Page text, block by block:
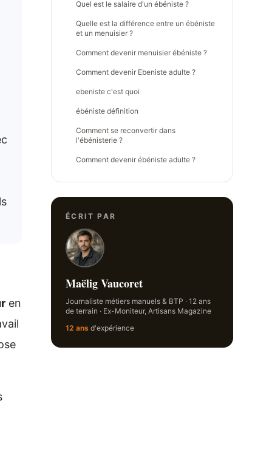
en
Quel est le salaire d'un ébéniste ?
Quelle est la différence entre un ébéniste
et un menuisier ?
Comment devenir menuisier ébéniste ?
Comment devenir Ebeniste adulte ?
ebeniste c'est quoi
ébéniste définition
Comment se reconvertir dans
l'ébénisterie ?
Comment devenir ébéniste adulte ?
ÉCRIT PAR
Maëlig Vaucoret
Journaliste métiers manuels & BTP · 12 ans
de terrain · Ex-Moniteur, Artisans Magazine
12 ans d'expérience